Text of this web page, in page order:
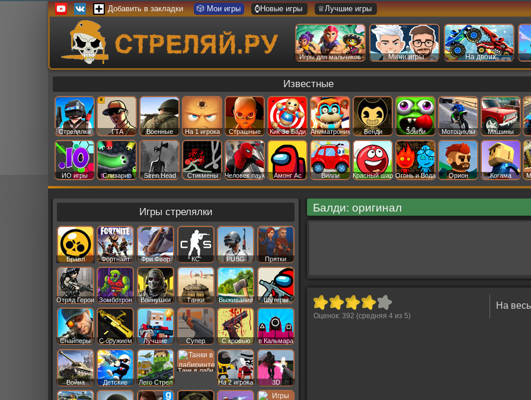
Добавить в закладки 🎲 Мои игры ⌚Новые игры ♕Лучшие игры
Игры для мальчиков Мини игры На двоих
Известные
Стрелялки ГТА Военные На 1 игрока Страшные Кик Зе Бади Аниматроник Бенди Зомби Мотоциклы Машины
ИО игры Слизарио Siren Head Стикмены Человек паук Амонг Ас Вилли Красный шар Огонь и Вода Орион Когама
Балди: оригинал
Оценок: 392 (средняя 4из 5)
На
Игры стрелялки
Бравл
Старс
Фортнайт Фри Фаер КС PUBG Прятки
Отряд Герои Зомботрон Войнушки Танки Выживание Шутеры
Снайперы С оружием Лучшие Супер С кровью в Кальмара
Война Детские Лего Стрел
Танк в лаби
На 2 игрока
3D